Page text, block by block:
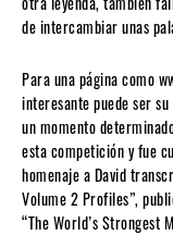
de intercambiar unas
Para una página como
interesante puede ser
un momento
esta competición y fue
homenaje a David
Volume 2 Profiles”,
“The World’s Strongest